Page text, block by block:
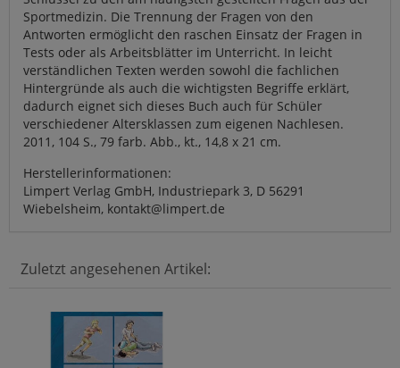
Sportmedizin. Die Trennung der Fragen von den
Antworten ermöglicht den raschen Einsatz der Fragen in
Tests oder als Arbeitsblätter im Unterricht. In leicht
verständlichen Texten werden sowohl die fachlichen
Hintergründe als auch die wichtigsten Begriffe erklärt,
dadurch eignet sich dieses Buch auch für Schüler
verschiedener Altersklassen zum eigenen Nachlesen.
2011, 104 S., 79 farb. Abb., kt., 14,8 x 21 cm.
Herstellerinformationen:
Limpert Verlag GmbH, Industriepark 3, D 56291
Wiebelsheim, kontakt@limpert.de
Zuletzt angesehenen Artikel: